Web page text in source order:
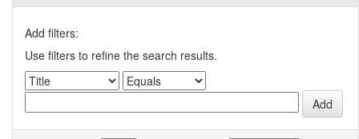
Add filters:
Use filters to refine the search results.